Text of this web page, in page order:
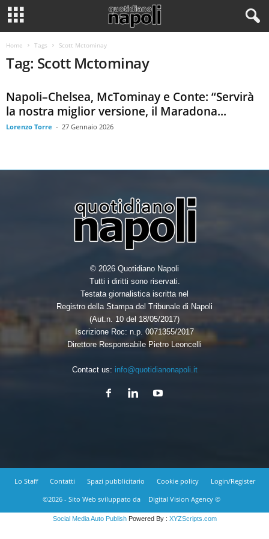
Home Tags Scott Mctominay
Tag: Scott Mctominay
Napoli–Chelsea, McTominay e Conte: “Servirà
la nostra miglior versione, il Maradona...
Lorenzo Torre - 27 Gennaio 2026
© 2026 Quotidiano Napoli
Tutti i diritti sono riservati.
Testata giornalistica iscritta nel
Registro della Stampa del Tribunale di Napoli
(Aut.n. 10 del 18/05/2017)
Iscrizione Roc: n.p. 0071355/2017
Direttore Responsabile Pietro Leoncelli
Contact us: info@quotidianonapoli.it
Lo Staff Contatti Spazi pubblicitario Cookie policy
Login/Register
©2026 - Sito Web sviluppato da
Digital Vision Agency ©
Social Media Auto PublishPowered By : XYZScripts.com